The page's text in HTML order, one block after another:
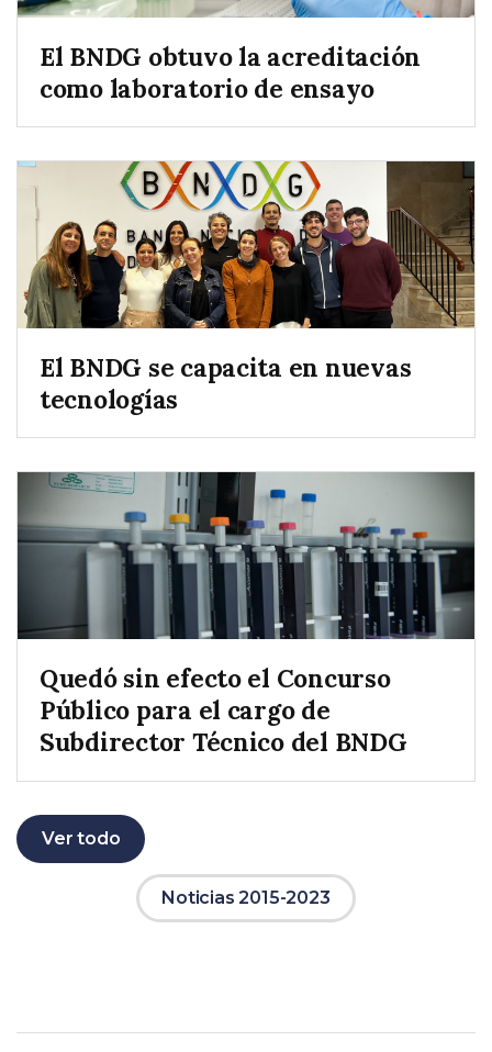
El BNDG obtuvo la acreditación
como laboratorio de ensayo
El BNDG se capacita en nuevas
tecnologías
Quedó sin efecto el Concurso
Público para el cargo de
Subdirector Técnico del BNDG
Ver todo
Noticias 2015-2023